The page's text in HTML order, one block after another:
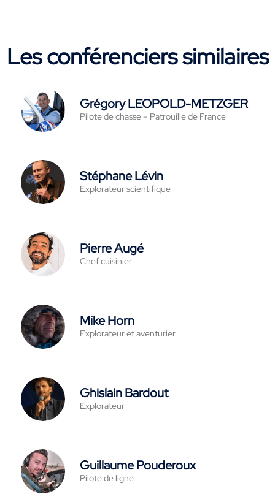
Les conférenciers similaires
Grégory LEOPOLD-METZGER
Pilote de chasse – Patrouille de France
Stéphane Lévin
Explorateur scientifique
Pierre Augé
Chef cuisinier
Mike Horn
Explorateur et aventurier
Ghislain Bardout
Explorateur
Guillaume Pouderoux
Pilote de ligne